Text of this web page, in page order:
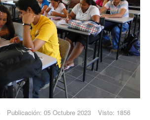
Publicación: 05 Octubre 2023 Visto: 1856